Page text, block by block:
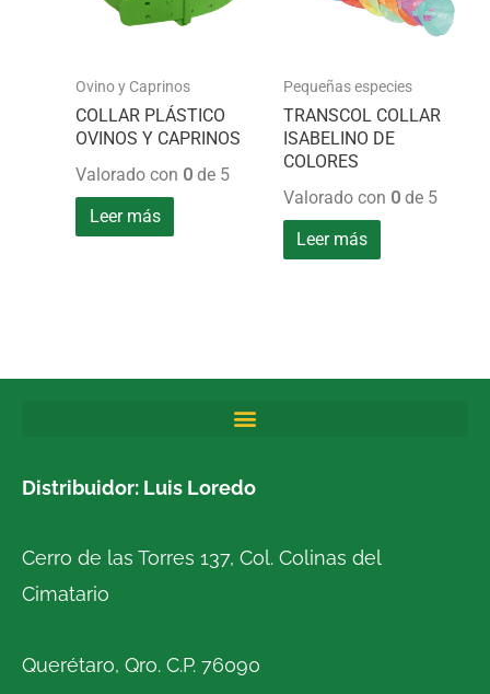
Ovino y Caprinos
COLLAR PLÁSTICO
OVINOS Y CAPRINOS
Valorado con 0 de 5
Leer más
Pequeñas especies
TRANSCOL COLLAR
ISABELINO DE
COLORES
Valorado con 0de 5
Leer más
Distribuidor: Luis Loredo
Cerro de las Torres 137, Col. Colinas del
Cimatario
Querétaro, Qro. C.P. 76090